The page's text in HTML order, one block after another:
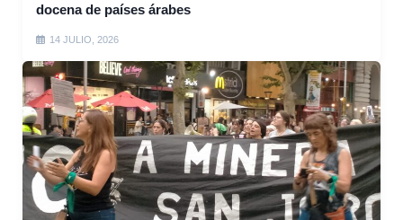
docena de países árabes
14 JULIO, 2026